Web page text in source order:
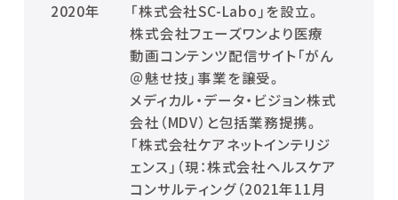
2020年
「株式会社SC-Labo」を設立。
株式会社フェーズワンより医療
動画コンテンツ配信サイト「がん
＠魅せ技」事業を譲受。
メディカル・データ・ビジョン株式
会社（MDV）と包括業務提携。
「株式会社ケアネットインテリジ
ェンス」（現：株式会社ヘルスケア
コンサルティング（2021年11月